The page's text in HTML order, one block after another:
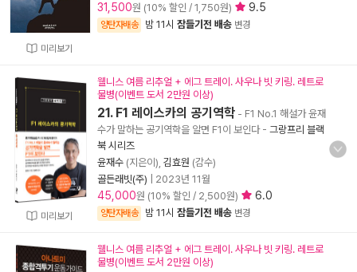
미리보기
31,500원 (10% 할인 / 1,750원) 9.5
양탄자배송 밤 11시 잠들기전 배송 변경
미리보기
웰니스 여름 리추얼 + 에그 트레이. 사우나 빗 키링. 레트로
물병(이벤트 도서 2만원 이상)
21. F1 레이스카의 공기역학 - F1 No.1 해설가 윤재
수가 말하는 공기역학을 알면 F1이 보인다- 그랑프리 블랙
북 시리즈
윤재수 (지은이), 김효원 (감수)
골든래빗(주)
2023년 11월
45,000원 (10% 할인 / 2,500원) 6.0
양탄자배송 밤 11시 잠들기전 배송 변경
웰니스 여름 리추얼 + 에그 트레이. 사우나 빗 키링. 레트로
물병(이벤트 도서 2만원 이상)